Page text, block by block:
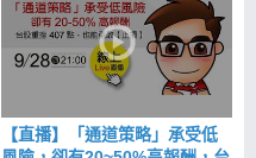
【直播】「通道策略」承受低